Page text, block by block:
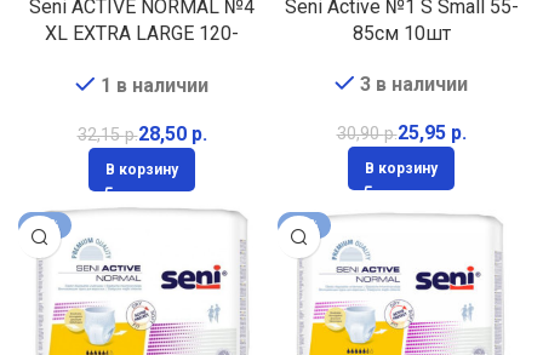
Seni ACTIVE NORMAL №4
XL EXTRA LARGE 120-
1 в наличии
32,15р.28,50 р.
В корзину
Seni Active №1 S Small 55-
85см 10шт
3 в наличии
30,90р.25,95 р.
В корзину
-16% -11%